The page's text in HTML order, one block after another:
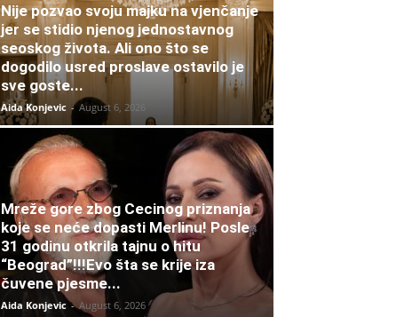
Nije pozvao svoju majku na vjenčanje
jer se stidio njenog jednostavnog
seoskog života. Ali ono što se
dogodilo usred proslave ostavilo je
sve goste...
Aida Konjevic - August 6, 2026
Mreže gore zbog Cecinog priznanja
koje se neće dopasti Merlinu! Posle
31 godinu otkrila tajnu o hitu
“Beograd”!!!Evo šta se krije iza
čuvene pjesme...
Aida Konjevic - August 6, 2026